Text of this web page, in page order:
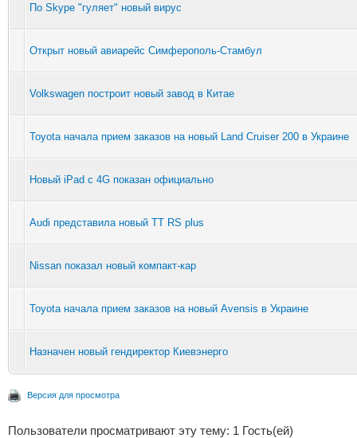
По Skype "гуляет" новый вирус
Открыт новый авиарейс Симферополь-Стамбул
Volkswagen построит новый завод в Китае
Toyota начала прием заказов на новый Land Cruiser 200 в Украине
Новый iPad с 4G показан официально
Audi представила новый TT RS plus
Nissan показал новый компакт-кар
Toyota начала прием заказов на новый Avensis в Украине
Назначен новый гендиректор Киевэнерго
Версия для просмотра
Пользователи просматривают эту тему: 1 Гость(ей)